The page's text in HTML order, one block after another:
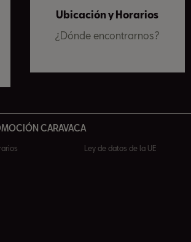
Ubicación y Horarios
¿Dónde encontrarnos?
CARAVACA
Ley de datos de la UE